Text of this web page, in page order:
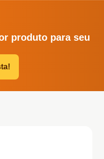
produto para seu